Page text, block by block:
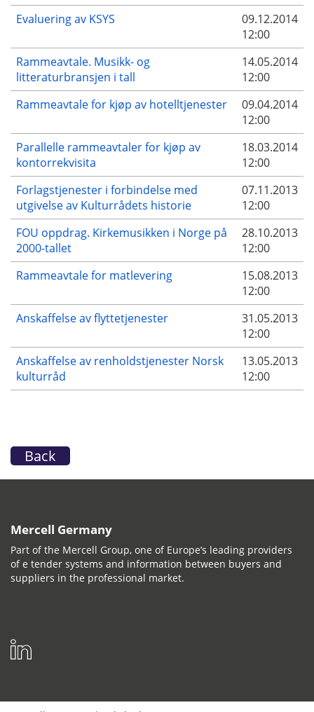
Evaluering av KSYS
09.12.2014
12:00
Rammeavtale. Musikk- og
litteraturbransjen i tall
14.05.2014
12:00
Rammeavtale for kjøp av hotelltjenester
09.04.2014
12:00
Parallelle rammeavtaler for kjøp av
kontorrekvisita
18.03.2014
12:00
Forlagstjenester i forbindelse med
utgivelse av Kulturrådets historie
07.11.2013
12:00
FOU oppdrag. Kirkemusikken i Norge på
2000-tallet
28.10.2013
12:00
Rammeavtale for matlevering
15.08.2013
12:00
Anskaffelse av flyttetjenester
31.05.2013
12:00
Anskaffelse av renholdstjenester Norsk
kulturråd
13.05.2013
12:00
Back
Mercell Germany
Part of the Mercell Group, one of Europe’s leading providers
of e tender systems and information between buyers and
suppliers in the professional market.